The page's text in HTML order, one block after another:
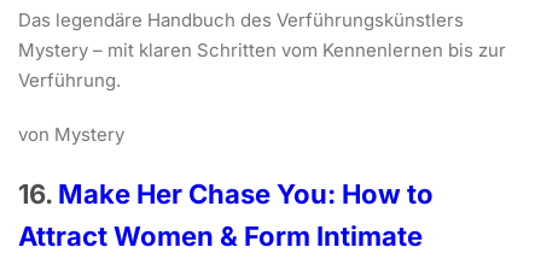
Das legendäre Handbuch des Verführungskünstlers
Mystery – mit klaren Schritten vom Kennenlernen bis zur
Verführung.
von Mystery
16. Make Her Chase You: How to
Attract Women & Form Intimate